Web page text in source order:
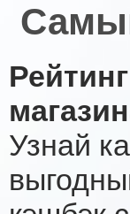
Узнай